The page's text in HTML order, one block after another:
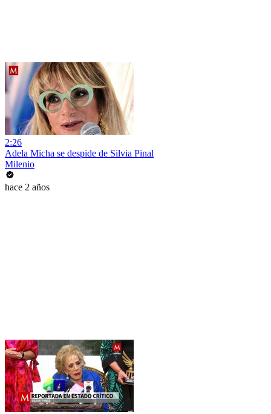
2:26
Adela Micha se despide de Silvia Pinal
Milenio
hace 2 años